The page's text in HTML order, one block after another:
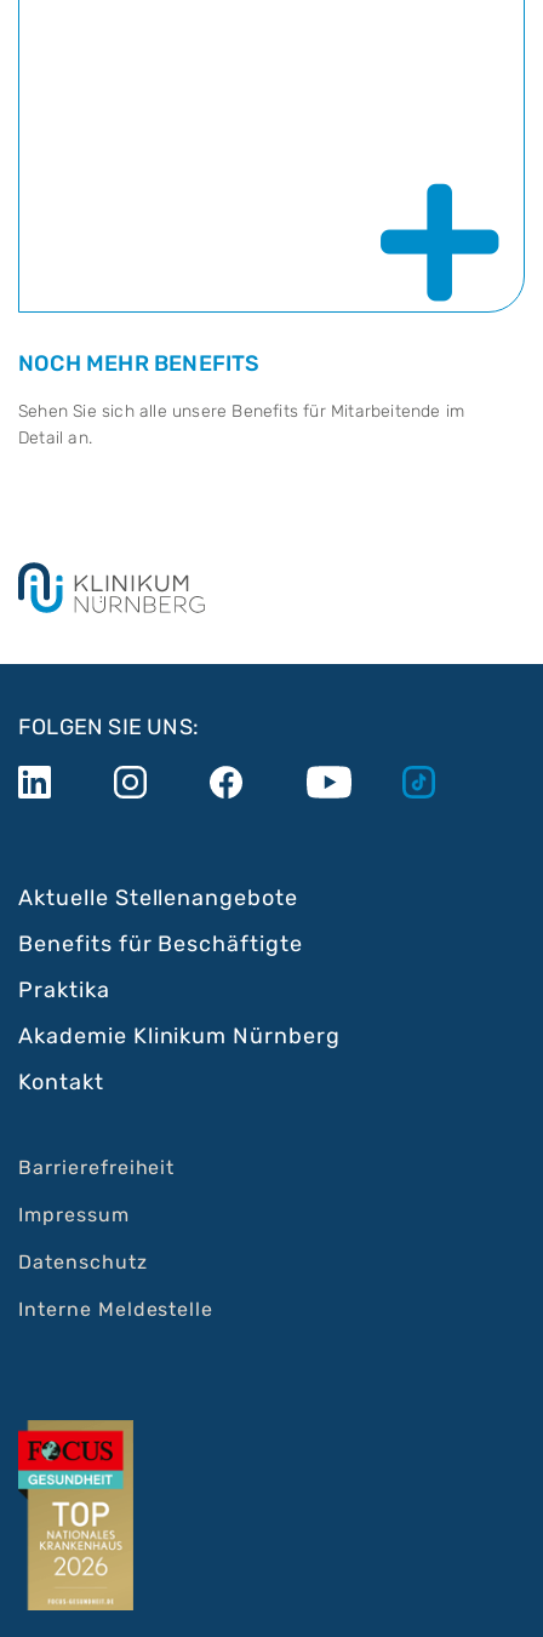
+
NOCH MEHR BENEFITS
Sehen Sie sich alle unsere Benefits für Mitarbeitende im
Detail an.
FOLGEN SIE UNS:
Aktuelle Stellenangebote
Benefits für Beschäftigte
Praktika
Akademie Klinikum Nürnberg
Kontakt
Barrierefreiheit
Impressum
Datenschutz
Interne Meldestelle